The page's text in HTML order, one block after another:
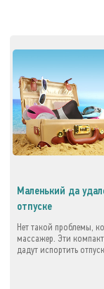
Маленький да
отпуске
Нет такой проблемы,
массажер. Эти
дадут испортить